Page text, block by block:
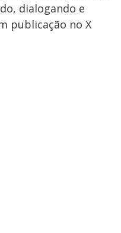
dialogando e
publicação no X